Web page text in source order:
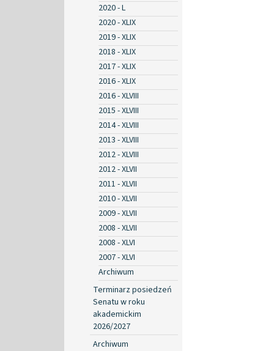
2020 - L
2020 - XLIX
2019 - XLIX
2018 - XLIX
2017 - XLIX
2016 - XLIX
2016 - XLVIII
2015 - XLVIII
2014 - XLVIII
2013 - XLVIII
2012 - XLVIII
2012 - XLVII
2011 - XLVII
2010 - XLVII
2009 - XLVII
2008 - XLVII
2008 - XLVI
2007 - XLVI
Archiwum
Terminarz posiedzeń
Senatu w roku
akademickim
2026/2027
Archiwum